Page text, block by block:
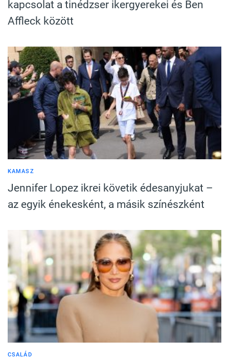
kapcsolat a tinédzser ikergyerekei és Ben
Affleck között
KAMASZ
Jennifer Lopez ikrei követik édesanyjukat –
az egyik énekesként, a másik színészként
CSALÁD